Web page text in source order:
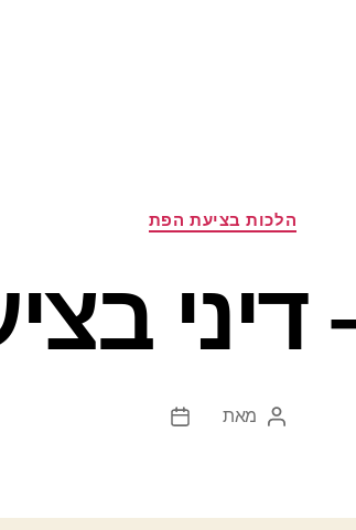
קטגוריות
הלכות בציעת הפת
דיני
המחבר
מאת
תאריך